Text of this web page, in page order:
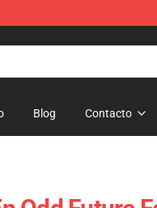
Blog Contacto